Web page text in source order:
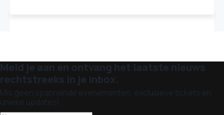
Meld je aan en ontvang het laatste nieuws
rechtstreeks in je inbox.
Mis geen spannende evenementen, exclusieve tickets en
unieke updates!